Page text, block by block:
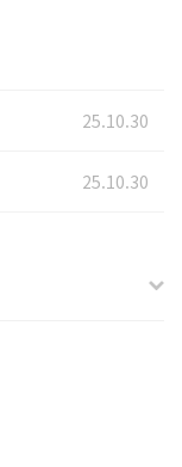
25.10.30
25.10.30